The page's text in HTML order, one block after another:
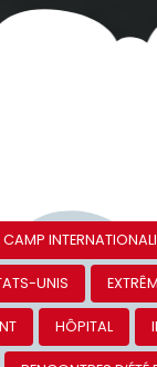
CAMP
UNIS
HÔPITAL